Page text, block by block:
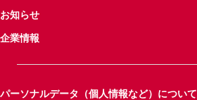
お知らせ
企業情報
パーソナルデータ（個人情報など）について